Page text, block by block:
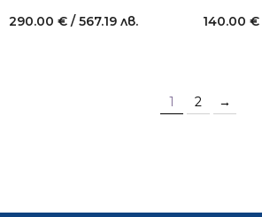
290.00 € / 567.19 лв. 140.00 €
1 2 →